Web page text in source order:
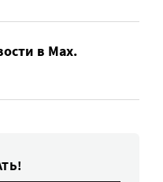
в Max.